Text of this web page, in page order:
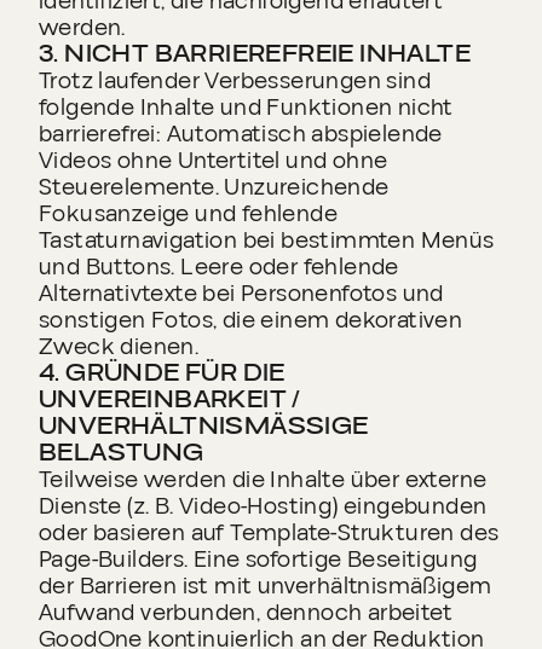
werden.
3. NICHT BARRIEREFREIE INHALTE
Trotz laufender Verbesserungen sind
folgende Inhalte und Funktionen nicht
barrierefrei: Automatisch abspielende
Videos ohne Untertitel und ohne
Steuerelemente. Unzureichende
Fokusanzeige und fehlende
Tastaturnavigation bei bestimmten Menüs
und Buttons. Leere oder fehlende
Alternativtexte bei Personenfotos und
sonstigen Fotos, die einem dekorativen
Zweck dienen.
4. GRÜNDE FÜR DIE
UNVEREINBARKEIT /
UNVERHÄLTNISMÄSSIGE B
ELASTUNG
Teilweise werden die Inhalte über externe
Dienste (z. B. Video‑Hosting) eingebunden
oder basieren auf Template‑Strukturen des
Page‑Builders. Eine sofortige Beseitigung
der Barrieren ist mit unverhältnismäßigem
Aufwand verbunden, dennoch arbeitet
GoodOne kontinuierlich an der Reduktion